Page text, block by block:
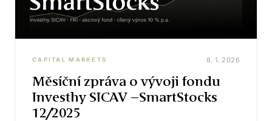
CAPITAL MARKETS 8. 1. 2026
Měsíční zpráva o vývoji fondu
Investhy SICAV –SmartStocks
12/2025